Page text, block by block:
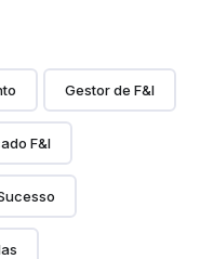
Gestor de F&I
F&I